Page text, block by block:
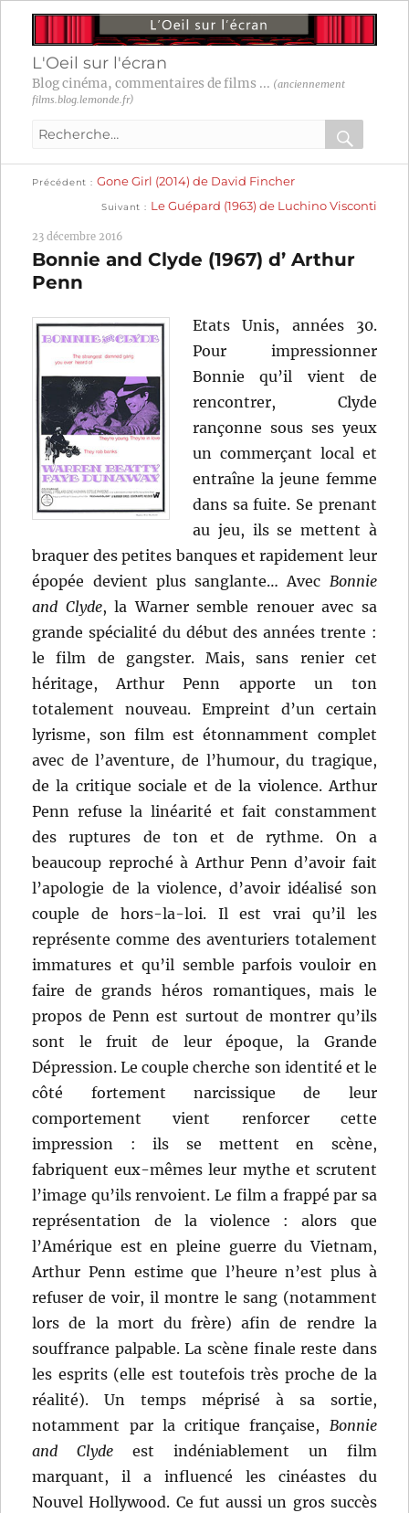
L'Oeil sur l'écran
Blog cinéma, commentaires de films ... (anciennement
films.blog.lemonde.fr)
Recherche
:
OK
Navigation
l’article
Précédent
précédente :
Gone Girl (2014) de David Fincher
Suivant
suivante :
Le Guépard (1963) de Luchino Visconti
23 décembre 2016
Bonnie and Clyde (1967) d’ Arthur
Penn
Etats Unis, années 30.
Pour impressionner
Bonnie qu’il vient de
rencontrer, Clyde
rançonne sous ses yeux
un commerçant local et
entraîne la jeune femme
dans sa fuite. Se prenant
au jeu, ils se mettent à
braquer des petites banques et rapidement leur
épopée devient plus sanglante… Avec Bonnie
and Clyde, la Warner semble renouer avec sa
grande spécialité du début des années trente :
le film de gangster. Mais, sans renier cet
héritage, Arthur Penn apporte un ton
totalement nouveau. Empreint d’un certain
lyrisme, son film est étonnamment complet
avec de l’aventure, de l’humour, du tragique,
de la critique sociale et de la violence. Arthur
Penn refuse la linéarité et fait constamment
des ruptures de ton et de rythme. On a
beaucoup reproché à Arthur Penn d’avoir fait
l’apologie de la violence, d’avoir idéalisé son
couple de hors-la-loi. Il est vrai qu’il les
représente comme des aventuriers totalement
immatures et qu’il semble parfois vouloir en
faire de grands héros romantiques, mais le
propos de Penn est surtout de montrer qu’ils
sont le fruit de leur époque, la Grande
Dépression. Le couple cherche son identité et le
côté fortement narcissique de leur
comportement vient renforcer cette
impression : ils se mettent en scène,
fabriquent eux-mêmes leur mythe et scrutent
l’image qu’ils renvoient. Le film a frappé par sa
représentation de la violence : alors que
l’Amérique est en pleine guerre du Vietnam,
Arthur Penn estime que l’heure n’est plus à
refuser de voir, il montre le sang (notamment
lors de la mort du frère) afin de rendre la
souffrance palpable. La scène finale reste dans
les esprits (elle est toutefois très proche de la
réalité). Un temps méprisé à sa sortie,
notamment par la critique française, Bonnie
and Clyde est indéniablement un film
marquant, il a influencé les cinéastes du
Nouvel Hollywood. Ce fut aussi un gros succès